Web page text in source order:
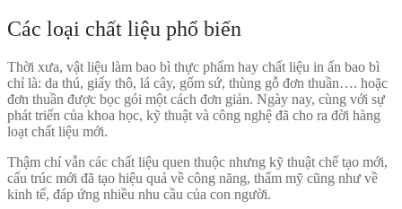
Các loại chất liệu phổ biến
Thời xưa, vật liệu làm bao bì thực phẩm hay chất liệu in ấn bao bì
chỉ là: da thú, giấy thô, lá cây, gốm sứ, thùng gỗ đơn thuần…. hoặc
đơn thuần được bọc gói một cách đơn giản. Ngày nay, cùng với sự
phát triển của khoa học, kỹ thuật và công nghệ đã cho ra đời hàng
loạt chất liệu mới.
Thậm chí vẫn các chất liệu quen thuộc nhưng kỹ thuật chế tạo mới,
cấu trúc mới đã tạo hiệu quả về công năng, thẩm mỹ cũng như về
kinh tế, đáp ứng nhiều nhu cầu của con người.